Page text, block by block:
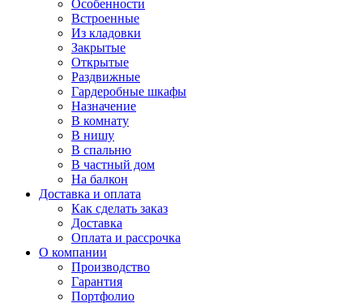
Особенности
Встроенные
Из кладовки
Закрытые
Открытые
Раздвижные
Гардеробные шкафы
Назначение
В комнату
В нишу
В спальню
В частный дом
На балкон
Доставка и оплата
Как сделать заказ
Доставка
Оплата и рассрочка
О компании
Производство
Гарантия
Портфолио